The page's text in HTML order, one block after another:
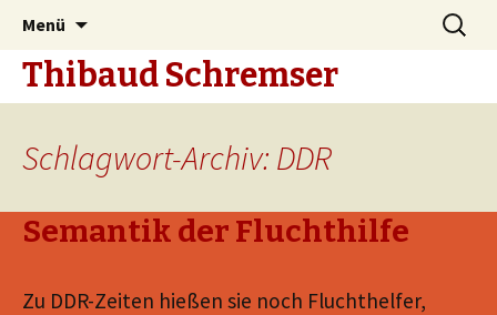
Menü
Inhalt
springen
nach:
Thibaud Schremser
Schlagwort-Archiv: DDR
Semantik der Fluchthilfe
Zu DDR-Zeiten hießen sie noch Fluchthelfer,